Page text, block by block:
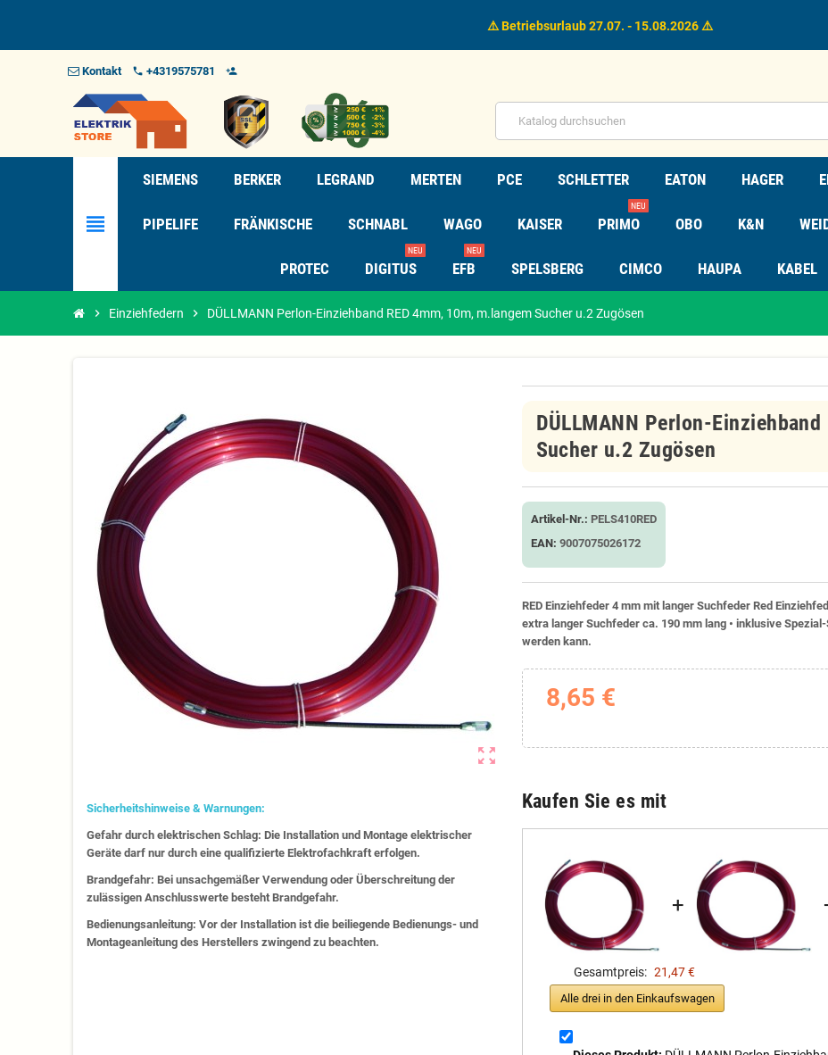
⚠️ Betriebsurlaub 27.07. - 15.08.2026 ⚠️
Kontakt phone +4319575781 person_add_alt_1
view_headline
SIEMENS BERKER LEGRAND MERTEN PCE SCHLETTER EATON HAGER
PIPELIFE FRÄNKISCHE SCHNABL WAGO KAISER PRIMO
NEU
OBO K&N
PROTEC DIGITUS
NEU
EFB
NEU
SPELSBERG CIMCO HAUPA KABEL
chevron_right Einziehfedern chevron_right DÜLLMANN Perlon-Einziehband RED 4mm, 10m, m.langem Sucher u.2 Zugösen
zoom_out_map
Sicherheitshinweise & Warnungen:
Gefahr durch elektrischen Schlag: Die Installation und Montage elektrischer
Geräte darf nur durch eine qualifizierte Elektrofachkraft erfolgen.
Brandgefahr: Bei unsachgemäßer Verwendung oder Überschreitung der
zulässigen Anschlusswerte besteht Brandgefahr.
Bedienungsanleitung: Vor der Installation ist die beiliegende Bedienungs- und
Montageanleitung des Herstellers zwingend zu beachten.
DÜLLMANN Perlon-
Sucher u.2 Zugösen
Artikel-Nr.: PELS410RED
EAN: 9007075026172
RED Einziehfeder 4 mm mit langer Suchfeder Red
extra langer Suchfeder ca. 190 mm lang • inklusive
werden kann.
8,65 €
Kaufen Sie es mit
+
Gesamtpreis: 21,47 €
Alle drei in den Einkaufswagen